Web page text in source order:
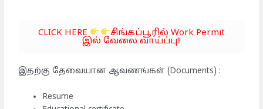
CLICK HERE சிங்கப்பூரில் Work Permit
இல் வேலை வாய்ப்பு!!
இதற்கு தேவையான ஆவணங்கள் (Documents) :
Resume